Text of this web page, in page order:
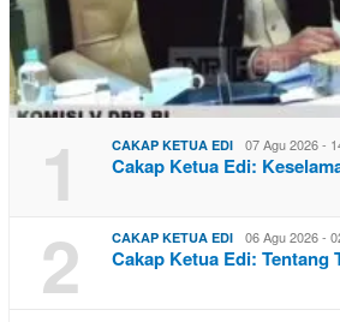
1 CAKAP KETUA EDI 07 Agu 2026 -
Cakap Ketua Edi:
2 CAKAP KETUA EDI 06 Agu 2026 -
Cakap Ketua Edi: